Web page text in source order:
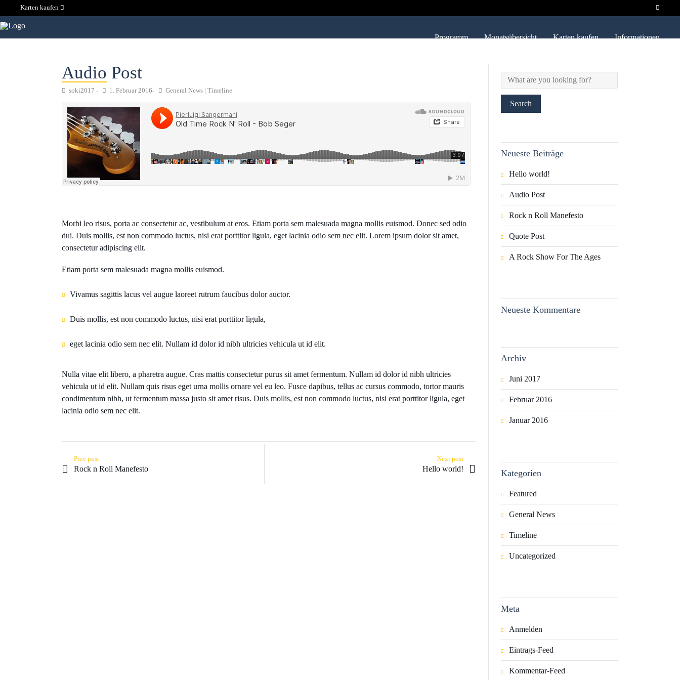
Karten kaufen
Programm Monatsübersicht Karten kaufen Informationen
Audio Post
soki2017 1. Februar 2016 General News Timeline
Morbi leo risus, porta ac consectetur ac, vestibulum at eros. Etiam porta sem malesuada magna mollis euismod. Donec sed odio
dui. Duis mollis, est non commodo luctus, nisi erat porttitor ligula, eget lacinia odio sem nec elit. Lorem ipsum dolor sit amet,
consectetur adipiscing elit.
Etiam porta sem malesuada magna mollis euismod.
Vivamus sagittis lacus vel augue laoreet rutrum faucibus dolor auctor.
Duis mollis, est non commodo luctus, nisi erat porttitor ligula,
eget lacinia odio sem nec elit. Nullam id dolor id nibh ultricies vehicula ut id elit.
Nulla vitae elit libero, a pharetra augue. Cras mattis consectetur purus sit amet fermentum. Nullam id dolor id nibh ultricies
vehicula ut id elit. Nullam quis risus eget urna mollis ornare vel eu leo. Fusce dapibus, tellus ac cursus commodo, tortor mauris
condimentum nibh, ut fermentum massa justo sit amet risus. Duis mollis, est non commodo luctus, nisi erat porttitor ligula, eget
lacinia odio sem nec elit.
Prev post
Rock n Roll Manefesto
Next post
Hello world!
Neueste Beiträge
Hello world!
Audio Post
Rock n Roll Manefesto
Quote Post
A Rock Show For The Ages
Neueste Kommentare
Archiv
Juni 2017
Februar 2016
Januar 2016
Kategorien
Featured
General News
Timeline
Uncategorized
Meta
Anmelden
Eintrags-Feed
Kommentar-Feed